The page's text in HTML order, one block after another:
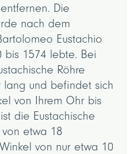
Die
nach dem
Eustachio
bis 1574 lebte. Bei
Röhre
und befindet sich
von Ihrem Ohr bis
die Eustachische
etwa 18
von nur etwa 10